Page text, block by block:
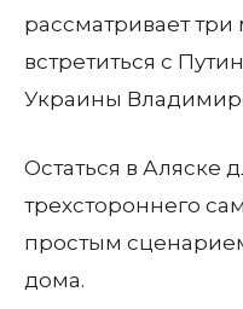
рассматривает три
встретиться с
Украины
Остаться в Аляске
трехстороннего
простым
дома.